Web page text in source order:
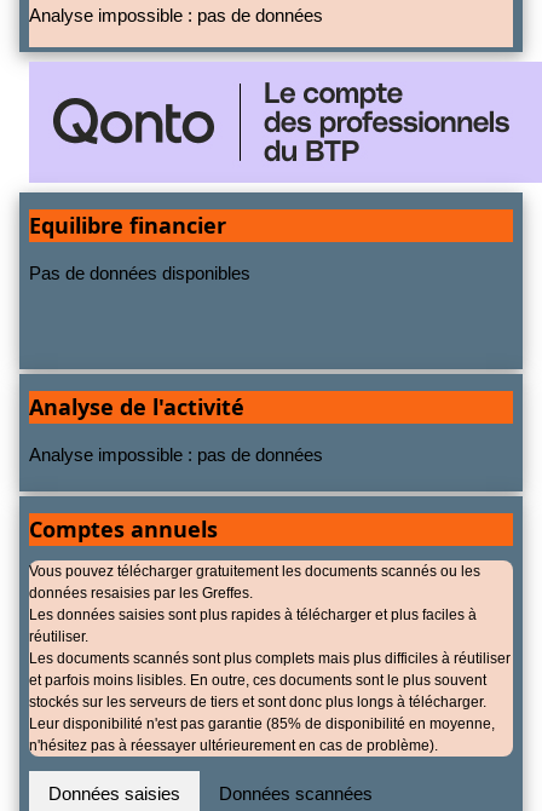
Analyse impossible : pas de données
Equilibre financier
Pas de données disponibles
Analyse de l'activité
Analyse impossible : pas de données
Comptes annuels
Vous pouvez télécharger gratuitement les documents scannés ou les
données resaisies par les Greffes.
Les données saisies sont plus rapides à télécharger et plus faciles à
réutiliser.
Les documents scannés sont plus complets mais plus difficiles à réutiliser
et parfois moins lisibles. En outre, ces documents sont le plus souvent
stockés sur les serveurs de tiers et sont donc plus longs à télécharger.
Leur disponibilité n'est pas garantie (85% de disponibilité en moyenne,
n'hésitez pas à réessayer ultérieurement en cas de problème).
Données saisies Données scannées